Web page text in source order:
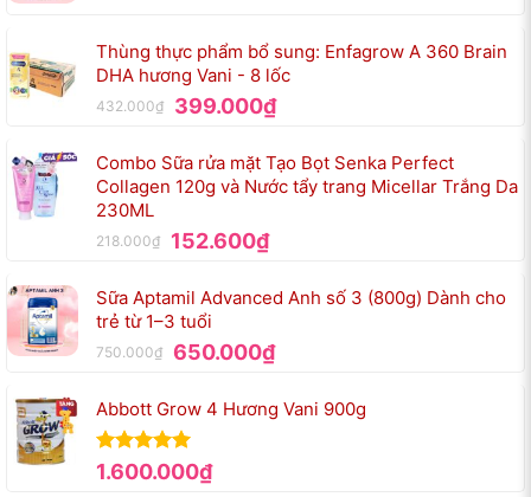
450.000₫
Thùng thực phẩm bổ sung: Enfagrow A 360 Brain
DHA hương Vani - 8 lốc
432.000₫
Giá
là:
432.000₫.
399.000₫Giá
tại
là:
399.000₫.
Combo Sữa rửa mặt Tạo Bọt Senka Perfect
Collagen 120g và Nước tẩy trang Micellar Trắng Da
230ML
218.000₫
Giá
là:
218.000₫.
152.600₫Giá
tại
là:
Sữa Aptamil Advanced Anh số 3 (800g) Dành cho
trẻ từ 1–3 tuổi
750.000₫
Giá
750.000₫.
650.000₫Giá
tại
là:
Abbott Grow 4 Hương Vani 900g
Được xếp
hạng
5.00
1.600.000₫